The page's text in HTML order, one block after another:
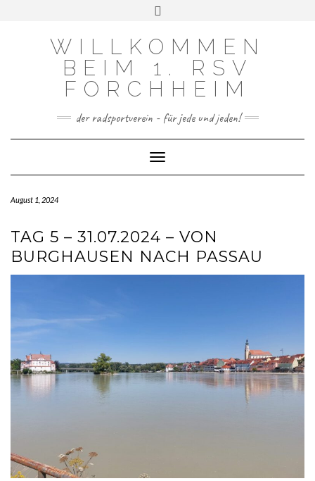
FACEBOOK
INSTAGRAM
WILLKOMMEN
BEIM 1. RSV
FORCHHEIM
der radsportverein - für jede und jeden!
Toggle Navigation
August 1, 2024
TAG 5 – 31.07.2024 – VON
BURGHAUSEN NACH PASSAU